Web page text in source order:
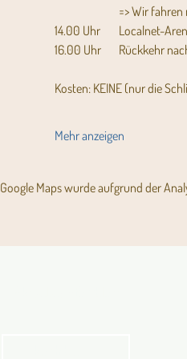
=> Wir
14.00 Uhr
16.00 Uhr
Kosten: KEINE (nur die
Mehr anzeigen
Google Maps wurde aufgrund der